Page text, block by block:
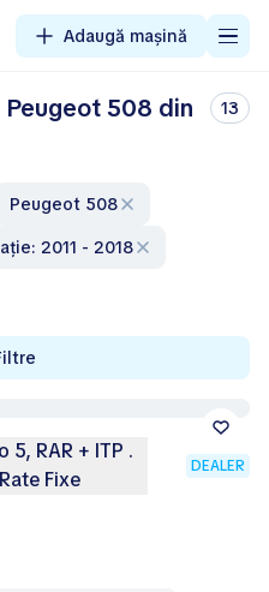
Adaugă mașină
Peugeot 508 din
13
Peugeot 508
2011 - 2018
Filtre
5, RAR + ITP .
Fixe
DEALER